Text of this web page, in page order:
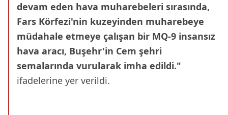
devam eden hava muharebeleri sırasında,
Fars Körfezi'nin kuzeyinden muharebeye
müdahale etmeye çalışan bir MQ-9 insansız
hava aracı, Buşehr'in Cem şehri
semalarında vurularak imha edildi."
ifadelerine yer verildi.